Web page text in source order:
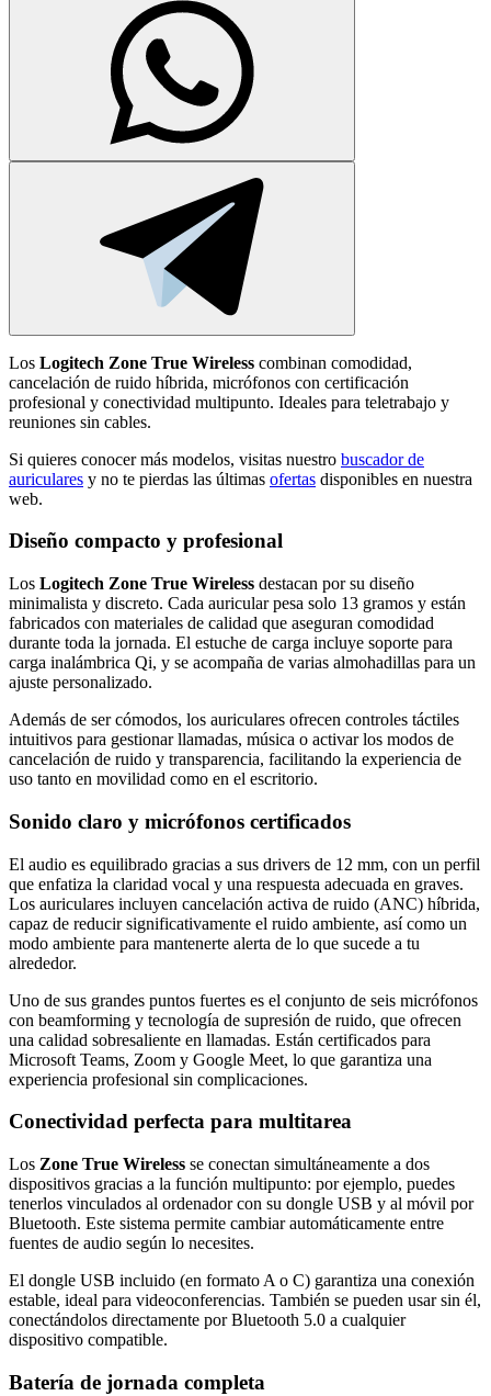
Los Logitech Zone True Wireless combinan comodidad,
cancelación de ruido híbrida, micrófonos con certificación
profesional y conectividad multipunto. Ideales para teletrabajo y
reuniones sin cables.
Si quieres conocer más modelos, visitas nuestro buscador de
auriculares y no te pierdas las últimas ofertas disponibles en nuestra
web.
Diseño compacto y profesional
Los Logitech Zone True Wireless destacan por su diseño
minimalista y discreto. Cada auricular pesa solo 13 gramos y están
fabricados con materiales de calidad que aseguran comodidad
durante toda la jornada. El estuche de carga incluye soporte para
carga inalámbrica Qi, y se acompaña de varias almohadillas para un
ajuste personalizado.
Además de ser cómodos, los auriculares ofrecen controles táctiles
intuitivos para gestionar llamadas, música o activar los modos de
cancelación de ruido y transparencia, facilitando la experiencia de
uso tanto en movilidad como en el escritorio.
Sonido claro y micrófonos certificados
El audio es equilibrado gracias a sus drivers de 12 mm, con un perfil
que enfatiza la claridad vocal y una respuesta adecuada en graves.
Los auriculares incluyen cancelación activa de ruido (ANC) híbrida,
capaz de reducir significativamente el ruido ambiente, así como un
modo ambiente para mantenerte alerta de lo que sucede a tu
alrededor.
Uno de sus grandes puntos fuertes es el conjunto de seis micrófonos
con beamforming y tecnología de supresión de ruido, que ofrecen
una calidad sobresaliente en llamadas. Están certificados para
Microsoft Teams, Zoom y Google Meet, lo que garantiza una
experiencia profesional sin complicaciones.
Conectividad perfecta para multitarea
Los Zone True Wireless se conectan simultáneamente a dos
dispositivos gracias a la función multipunto: por ejemplo, puedes
tenerlos vinculados al ordenador con su dongle USB y al móvil por
Bluetooth. Este sistema permite cambiar automáticamente entre
fuentes de audio según lo necesites.
El dongle USB incluido (en formato A o C) garantiza una conexión
estable, ideal para videoconferencias. También se pueden usar sin él,
conectándolos directamente por Bluetooth 5.0 a cualquier
dispositivo compatible.
Batería de jornada completa